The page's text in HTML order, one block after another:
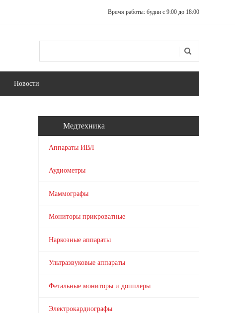
Время работы: будни с 9:00 до 18:00
Новости
Медтехника
Аппараты ИВЛ
Аудиометры
Маммографы
Мониторы прикроватные
Наркозные аппараты
Ультразвуковые аппараты
Фетальные мониторы и допплеры
Электрокардиографы